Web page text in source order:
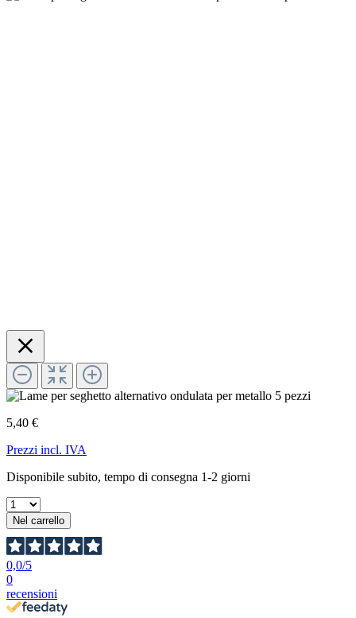
5,40 €
Prezzi incl. IVA
Disponibile subito, tempo di consegna 1-2 giorni
Nel carrello
0,0/5
0
recensioni